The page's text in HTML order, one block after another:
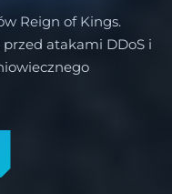
Reign of Kings.
atakami DDoS i